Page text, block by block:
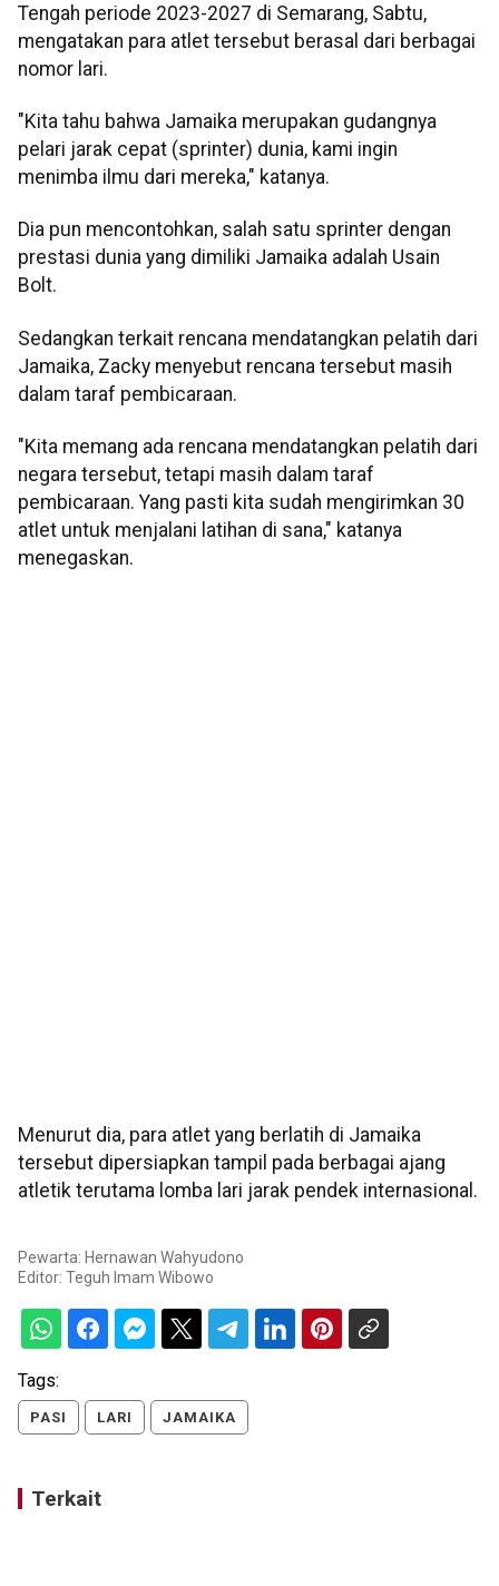
Tengah periode 2023-2027 di Semarang, Sabtu,
mengatakan para atlet tersebut berasal dari berbagai
nomor lari.
"Kita tahu bahwa Jamaika merupakan gudangnya
pelari jarak cepat (sprinter) dunia, kami ingin
menimba ilmu dari mereka," katanya.
Dia pun mencontohkan, salah satu sprinter dengan
prestasi dunia yang dimiliki Jamaika adalah Usain
Bolt.
Sedangkan terkait rencana mendatangkan pelatih dari
Jamaika, Zacky menyebut rencana tersebut masih
dalam taraf pembicaraan.
"Kita memang ada rencana mendatangkan pelatih dari
negara tersebut, tetapi masih dalam taraf
pembicaraan. Yang pasti kita sudah mengirimkan 30
atlet untuk menjalani latihan di sana," katanya
menegaskan.
Menurut dia, para atlet yang berlatih di Jamaika
tersebut dipersiapkan tampil pada berbagai ajang
atletik terutama lomba lari jarak pendek internasional.
Pewarta: Hernawan Wahyudono
Editor: Teguh Imam Wibowo
Tags:
PASI LARI JAMAIKA
Terkait